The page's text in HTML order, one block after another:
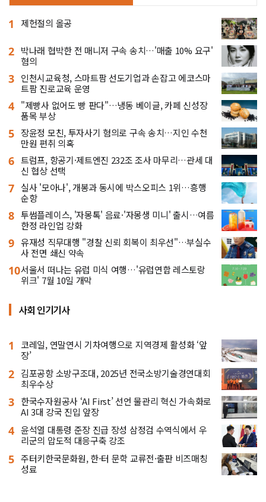
1 제헌절의 올공
2 박나래 협박한 전 매니저 구속 송치…'매출 10% 요구'
혐의
3 인천시교육청, 스마트팜 선도기업과 손잡고 에코스마
트팜 진로교육 운영
4 "제빵사 없어도 빵 판다"…냉동 베이글, 카페 신성장
품목 부상
5 장윤정 모친, 투자사기 혐의로 구속 송치…지인 수천
만원 편취 의혹
6 트럼프, 항공기·제트엔진 232조 조사 마무리…관세 대
신 협상 선택
7 실사 '모아나', 개봉과 동시에 박스오피스 1위…흥행
순항
8 투썸플레이스, '자몽톡' 음료·'자몽생 미니' 출시…여름
한정 라인업 강화
9 유재성 직무대행 "경찰 신뢰 회복이 최우선"…부실수
사 전면 쇄신 약속
10서울서 떠나는 유럽 미식 여행…'유럽연합 레스토랑
위크' 7월 10일 개막
사회 인기기사
1
코레일, 연말연시 기차여행으로 지역경제 활성화 ‘앞
장’
2 김포공항 소방구조대, 2025년 전국소방기술경연대회
최우수상
3 한국수자원공사 ‘AI First’ 선언 물관리 혁신 가속화로
AI 3대 강국 진입 앞장
4 윤석열 대통령 준장 진급 장성 삼정검 수역식에서 우
리군의 압도적 대응구축 강조
5 주터키한국문화원, 한-터 문학 교류전·출판 비즈매칭
성료